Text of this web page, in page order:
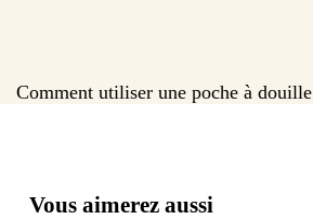
Comment utiliser une poche à douille
Vous aimerez aussi